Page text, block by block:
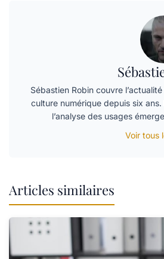
Sébastien Robin couvre
culture numérique depuis six
l’analyse des usages
Voir tous
Articles similaires